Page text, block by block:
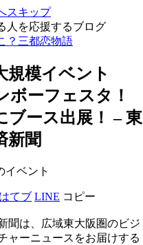
スキップ
人を応援するブログ
？三都恋物語
規模イベント
ボーフェスタ！
ブース出展！ – 東
新聞
イベント
はてブ LINE コピー
聞は、広域東大阪圏のビジ
ャーニュースをお届けする